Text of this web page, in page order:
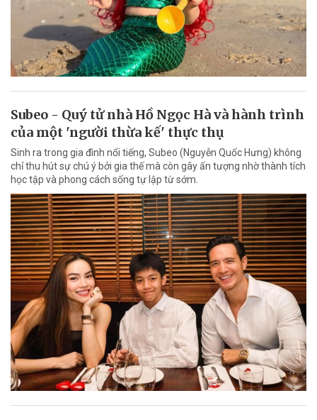
Subeo - Quý tử nhà Hồ Ngọc Hà và hành trình
của một 'người thừa kế' thực thụ
Sinh ra trong gia đình nổi tiếng, Subeo (Nguyễn Quốc Hưng) không
chỉ thu hút sự chú ý bởi gia thế mà còn gây ấn tượng nhờ thành tích
học tập và phong cách sống tự lập từ sớm.